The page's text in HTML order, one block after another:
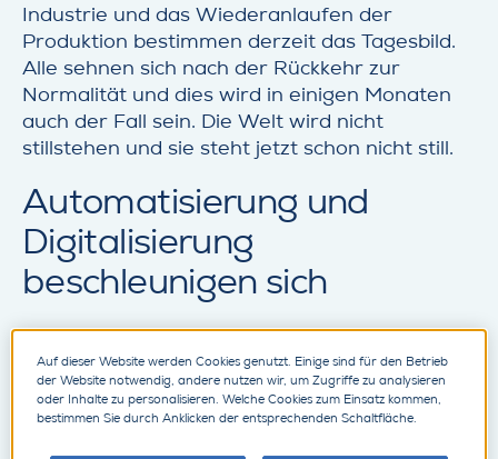
Industrie und das Wiederanlaufen der
Produktion bestimmen derzeit das Tagesbild.
Alle sehnen sich nach der Rückkehr zur
Normalität und dies wird in einigen Monaten
auch der Fall sein. Die Welt wird nicht
stillstehen und sie steht jetzt schon nicht still.
Automatisierung und
Digitalisierung
beschleunigen sich
Eine Reihe von Unternehmen nutzt derzeit die
Gunst der Stunde, um aktiv die Zukunft zu
gestalten und die Digitalisierung in den
eigenen Unternehmen voranzutreiben. Hat die
Auf dieser Website werden Cookies genutzt. Einige sind für den Betrieb
der Website notwendig, andere nutzen wir, um Zugriffe zu analysieren
oder Inhalte zu personalisieren. Welche Cookies zum Einsatz kommen,
bestimmen Sie durch Anklicken der entsprechenden Schaltfläche.